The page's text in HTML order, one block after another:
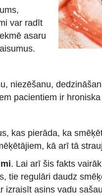
var radīt
asaru
niezēšanu,
pacientiem ir
kas pierāda, ka
kā arī tā
. Lai arī šis fakts
tie regulāri daudz
izraisīt asins vadu